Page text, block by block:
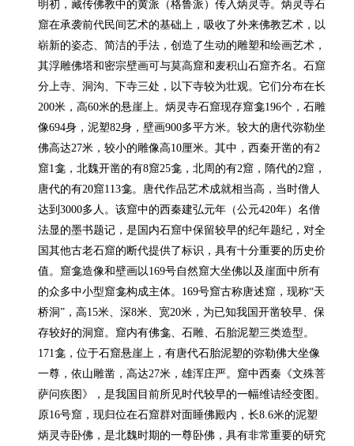
明初，藏传佛教中的黄派（格鲁派）传入炳灵寺。炳灵寺石
窟在承袭前代民间艺术的基础上，吸收了外来佛教艺术，以
崭新的姿态、简洁的手法，创造了生动的雕塑和绘画艺术，
其浮雕佛塔和密宗壁画可与莫高窟和麦积山石窟齐名。石窟
分上寺、洞沟、下寺三处，以下寺较为壮观。它们分布在长
200米，高60米的悬崖上。炳灵寺石窟现存窟龛196个，石雕
像694身，泥塑82身，壁画900多平方米。较大的唐代弥勒坐
佛高达27米，较小的雕像高10厘米。其中，西秦开凿的有2
窟1龛，北魏开凿的有8窟25龛，北周的有2窟，隋代的2窟，
唐代的有20窟113龛。唐代作品艺术成就相当高，当时僧人
达到3000多人。该窟中的西秦建弘元年（公元420年）名僧
法显的墨书题记，是国内石窟中保留较早的纪年题纪，对全
国其他古老石窟的断代提供了标识，具有十分重要的历史价
值。窟龛造像和壁画以169号自然窟大坐佛以及崖面中所有
的众多中小型窟龛构成主体。169号窟古称唐述窟，现称“天
桥洞”，高15米、深8米、宽20米，为已知我国开凿较早、保
存较好的洞窟。窟内有佛龛、石雕、石胎泥塑三类造型。
171龛，位于石窟悬崖上，有唐代石胎泥塑的弥勒佛大坐像
一尊，依山雕凿，高达27米，雄浑庄严。窟中西秦《文殊菩
萨问疾图》，是我国目前所见时代较早的一幅维诘经变图。
原16号窟，现归位在石窟群对面睡佛殿内，长8.6米的泥塑
炳灵寺卧佛，是北魏时期的一尊卧佛，具有非常重要的研究